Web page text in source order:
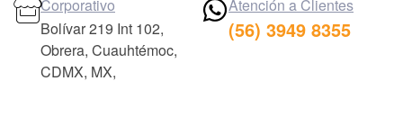
Corporativo
Bolívar 219 Int 102,
Obrera, Cuauhtémoc,
CDMX, MX,
Atención a Clientes
(56) 3949 8355